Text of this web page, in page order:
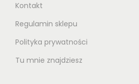
Kontakt
Regulamin sklepu
Polityka prywatności
Tu mnie znajdziesz